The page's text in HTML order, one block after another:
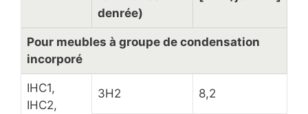
denrée)
Pour meubles à groupe de condensation
incorporé
IHC1,
IHC2,
3H2 8,2